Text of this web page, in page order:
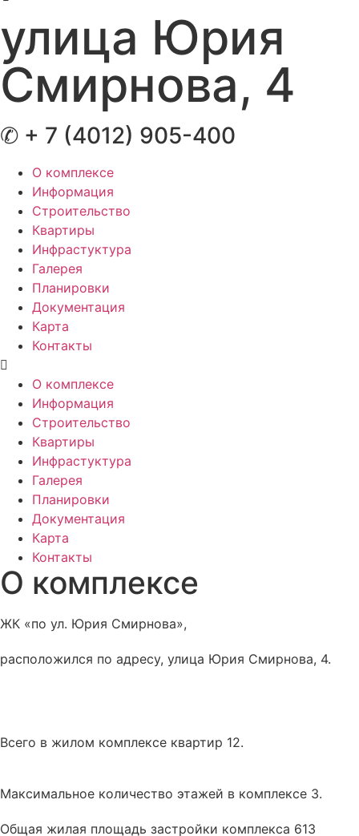
улица Юрия
Смирнова, 4
✆ + 7 (4012) 905-400
О комплексе
Информация
Строительство
Квартиры
Инфрастуктура
Галерея
Планировки
Документация
Карта
Контакты
О комплексе
Информация
Строительство
Квартиры
Инфрастуктура
Галерея
Планировки
Документация
Карта
Контакты
О комплексе
ЖК «по ул. Юрия Смирнова»,
расположился по адресу, улица Юрия Смирнова, 4.
Всего в жилом комплексе квартир 12.
Максимальное количество этажей в комплексе 3.
Общая жилая площадь застройки комплекса 613